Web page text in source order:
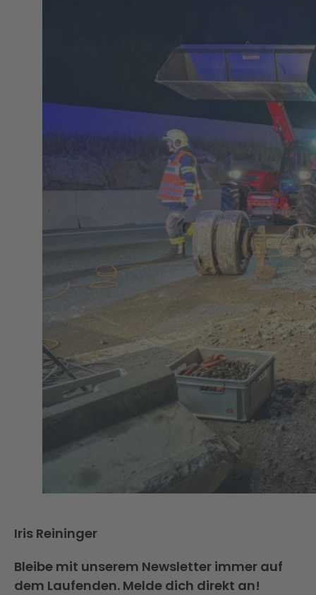
Iris Reininger
Bleibe mit unserem Newsletter immer auf
dem Laufenden. Melde dich direkt an!